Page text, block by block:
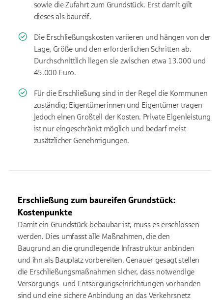
sowie die Zufahrt zum Grundstück. Erst damit gilt
dieses als baureif.
Die Erschließungskosten variieren und hängen von der
Lage, Größe und den erforderlichen Schritten ab.
Durchschnittlich liegen sie zwischen etwa 13.000 und
45.000 Euro.
Für die Erschließung sind in der Regel die Kommunen
zuständig; Eigentümerinnen und Eigentümer tragen
jedoch einen Großteil der Kosten. Private Eigenleistung
ist nur eingeschränkt möglich und bedarf meist
zusätzlicher Genehmigungen.
Erschließung zum baureifen Grundstück:
Kostenpunkte
Damit ein Grundstück bebaubar ist, muss es erschlossen
werden. Dies umfasst alle Maßnahmen, die den
Baugrund an die grundlegende Infrastruktur anbinden
und ihn als Bauplatz vorbereiten. Genauer gesagt stellen
die Erschließungsmaßnahmen sicher, dass notwendige
Versorgungs- und Entsorgungseinrichtungen vorhanden
sind und eine sichere Anbindung an das Verkehrsnetz